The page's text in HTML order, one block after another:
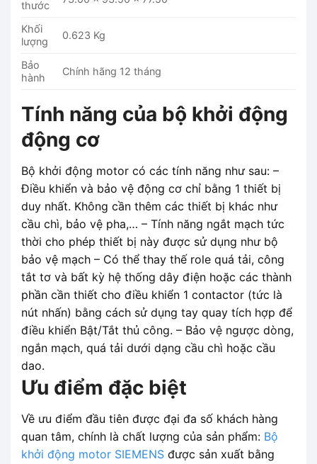
thước
Khối
lượng
0.623 Kg
Bảo
hành
Chính hãng 12 tháng
Tính năng của bộ khởi động
động cơ
Bộ khởi động motor có các tính năng như sau: –
Điều khiển và bảo vệ động cơ chỉ bằng 1 thiết bị
duy nhất. Không cần thêm các thiết bị khác như
cầu chì, bảo vệ pha,… – Tính năng ngắt mạch tức
thời cho phép thiết bị này được sử dụng như bộ
bảo vệ mạch – Có thể thay thế role quá tải, công
tắt tơ và bất kỳ hệ thống dây điện hoặc các thành
phần cần thiết cho điều khiển 1 contactor (tức là
nút nhấn) bằng cách sử dụng tay quay tích hợp để
điều khiển Bật/Tắt thủ công. – Bảo vệ ngược dòng,
ngắn mạch, quá tải dưới dạng cầu chì hoặc cầu
dao.
Ưu điểm đặc biệt
Về ưu điểm đầu tiên được đại đa số khách hàng
quan tâm, chính là chất lượng của sản phẩm: Bộ
khởi động motor SIEMENS được sản xuất bằng